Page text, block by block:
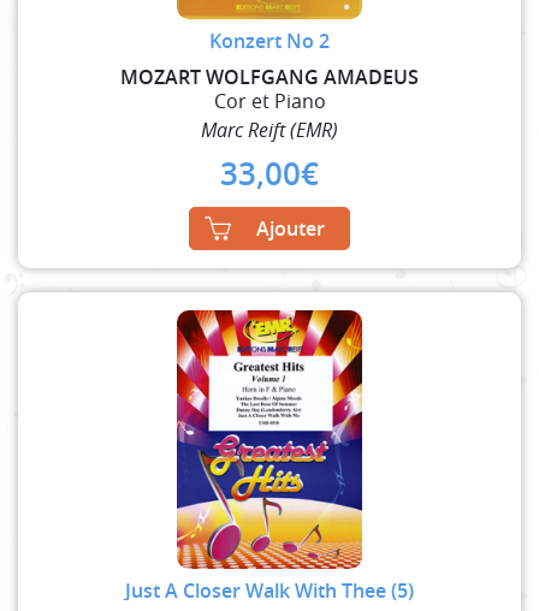
Konzert No 2
MOZART WOLFGANG AMADEUS
Cor et Piano
Marc Reift (EMR)
33,00€
Ajouter
Just A Closer Walk With Thee (5)